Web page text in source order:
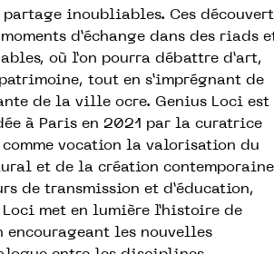
inoubliables. Ces
d’échange dans des riads
où l’on pourra débattre d’art,
tout en s’imprégnant de
de la ville ocre. Genius Loci est
à Paris en 2021 par la curatrice
vocation la valorisation du
et de la création
de transmission et d’éducation,
met en lumière l’histoire de
encourageant les nouvelles